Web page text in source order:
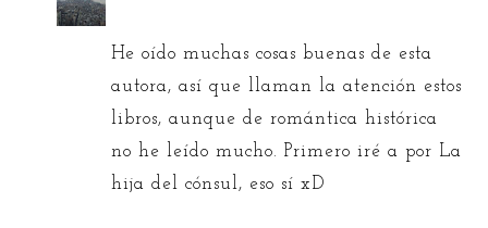
He oído muchas cosas buenas de esta
autora, así que llaman la atención estos
libros, aunque de romántica histórica
no he leído mucho. Primero iré a por La
hija del cónsul, eso sí xD